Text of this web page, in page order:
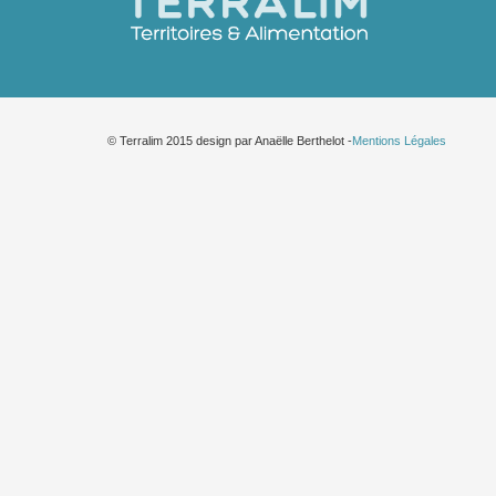
© Terralim 2015 design par Anaëlle Berthelot -Mentions Légales